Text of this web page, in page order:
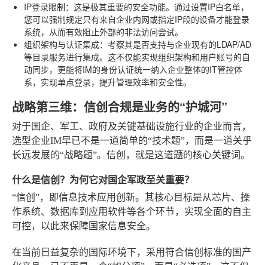
IP登录限制：这是极其重要的安全功能。通过设置IP白名单，
您可以强制规定只有来自企业内网或指定IP段的设备才能登录
系统，从而有效阻止外部的非法访问尝试。
组织架构与认证集成：考察其是否支持与企业现有的LDAP/AD
等目录服务进行集成。这不仅能实现组织架构和用户账号的自
动同步，更能将IM的身份认证统一纳入企业整体的IT管控体
系，实现单点登录，提升管理效率和安全性。
战略第三维：信创合规是业务的“护城河”
对于国企、军工、政府及关键基础设施行业的企业而言，
选型企业IM早已不是一道简单的“技术题”，而是一道关乎
长远发展的“战略题”。信创，就是这道题的核心关键词。
什么是信创？为何它对国企军政至关重要？
“信创”，即信息技术应用创新。其核心目标是从芯片、操
作系统、数据库到应用软件等各个环节，实现全面的自主
可控，以此来保障国家信息安全。
在当前日益复杂的国际环境下，采用符合信创标准的国产